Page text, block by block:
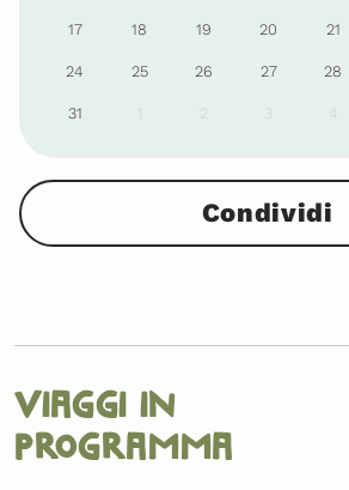
17 18 19 20 21
24 25 26 27 28
31 1 2 3 4
Condividi
Viaggi in
programma